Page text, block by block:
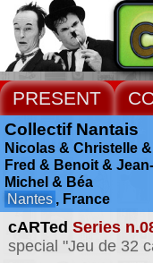
PRESENT
cARTed Series
special "Jeu de 32
Collectif Nantais
Nicolas & Christelle
Fred & Benoit &
Michel & Béa
Nantes , France
Extras :
Béatrice Dacher•